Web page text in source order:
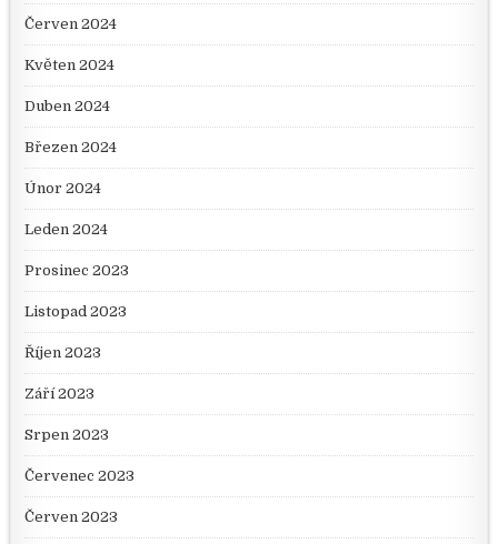
Červen 2024
Květen 2024
Duben 2024
Březen 2024
Únor 2024
Leden 2024
Prosinec 2023
Listopad 2023
Říjen 2023
Září 2023
Srpen 2023
Červenec 2023
Červen 2023